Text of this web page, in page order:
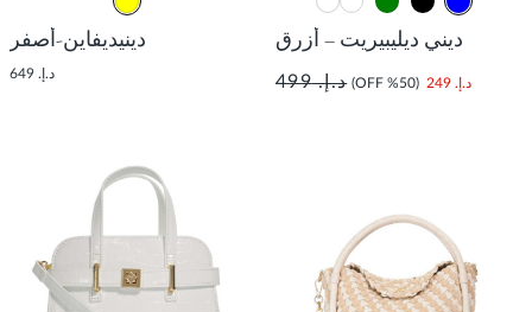
ديني ديليبيريت – أزرق
د.إ. 249 (50% OFF) د.إ. 499
دينيديفاين-أصفر
د.إ. 649